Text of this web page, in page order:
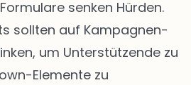
senken Hürden.
sollten auf Kampagnen-
um Unterstützende zu
Elemente zu